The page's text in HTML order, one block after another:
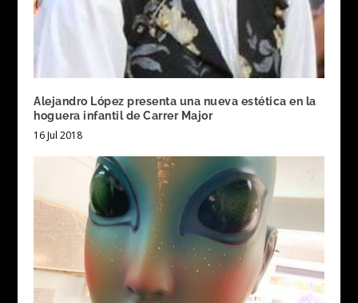
Alejandro López presenta una nueva estética en la
hoguera infantil de Carrer Major
16 Jul 2018